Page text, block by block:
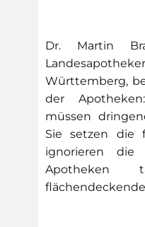
Dr. Martin
Württemberg,
der
müssen
Sie setzen die
ignorieren die